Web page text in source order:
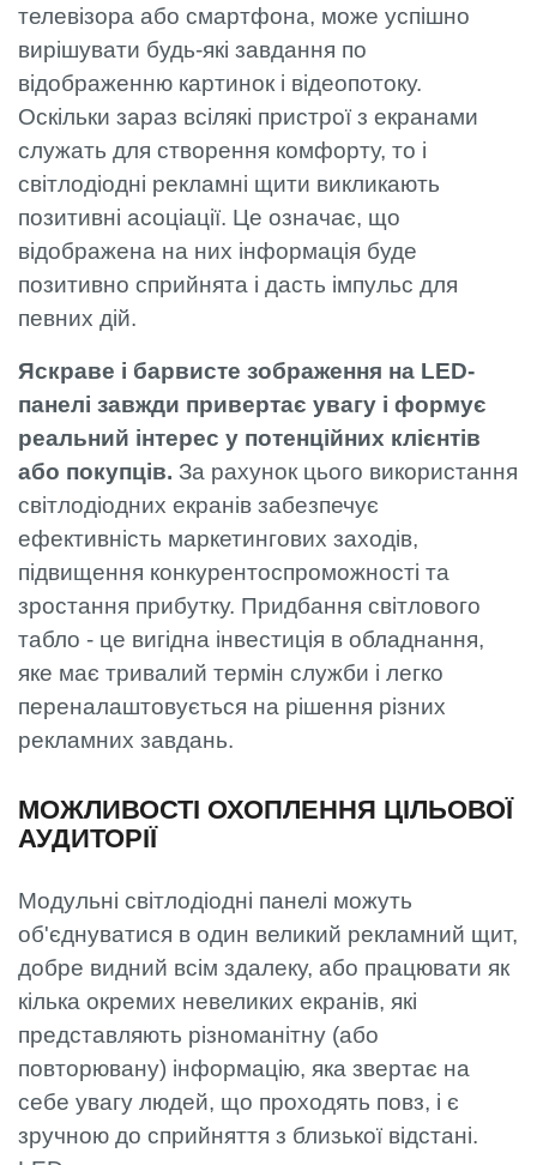
телевізора або смартфона, може успішно
вирішувати будь-які завдання по
відображенню картинок і відеопотоку.
Оскільки зараз всілякі пристрої з екранами
служать для створення комфорту, то і
світлодіодні рекламні щити викликають
позитивні асоціації. Це означає, що
відображена на них інформація буде
позитивно сприйнята і дасть імпульс для
певних дій.
Яскраве і барвисте зображення на LED-
панелі завжди привертає увагу і формує
реальний інтерес у потенційних клієнтів
або покупців. За рахунок цього використання
світлодіодних екранів забезпечує
ефективність маркетингових заходів,
підвищення конкурентоспроможності та
зростання прибутку. Придбання світлового
табло - це вигідна інвестиція в обладнання,
яке має тривалий термін служби і легко
переналаштовується на рішення різних
рекламних завдань.
МОЖЛИВОСТІ ОХОПЛЕННЯ ЦІЛЬОВОЇ
АУДИТОРІЇ
Модульні світлодіодні панелі можуть
об'єднуватися в один великий рекламний щит,
добре видний всім здалеку, або працювати як
кілька окремих невеликих екранів, які
представляють різноманітну (або
повторювану) інформацію, яка звертає на
себе увагу людей, що проходять повз, і є
зручною до сприйняття з близької відстані.